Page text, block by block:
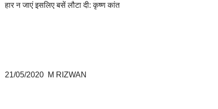
हार न जाएं इसलिए बसें लौटा दी: कृष्ण कांत
21/05/2020 M RIZWAN